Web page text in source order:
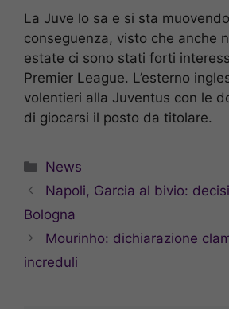
La Juve lo sa e si sta
conseguenza, visto che anche
estate ci sono stati forti
Premier League. L’esterno
volentieri alla Juventus con le
di giocarsi il posto da titolare.
Categorie
News
Napoli, Garcia al bivio:
Bologna
Mourinho: dichiarazione
increduli